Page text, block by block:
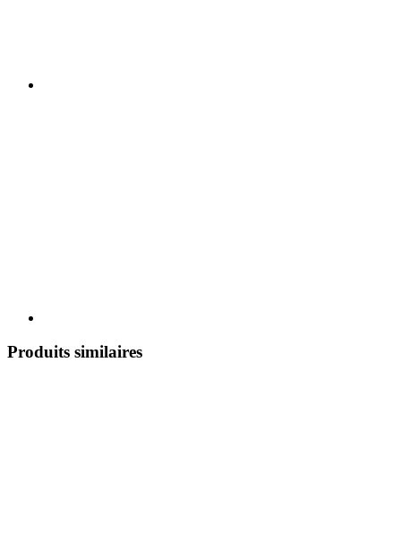
Produits similaires